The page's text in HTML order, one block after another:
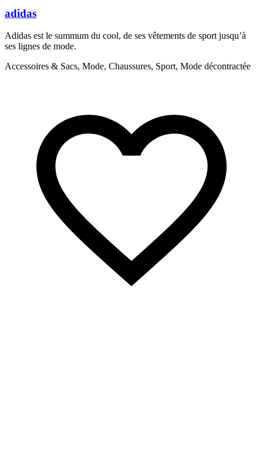
adidas
Adidas est le summum du cool, de ses vêtements de sport jusqu’à
ses lignes de mode.
Accessoires & Sacs, Mode, Chaussures, Sport, Mode décontractée